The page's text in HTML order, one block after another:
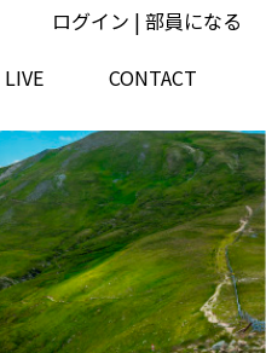
ログイン | 部員になる
LIVE CONTACT